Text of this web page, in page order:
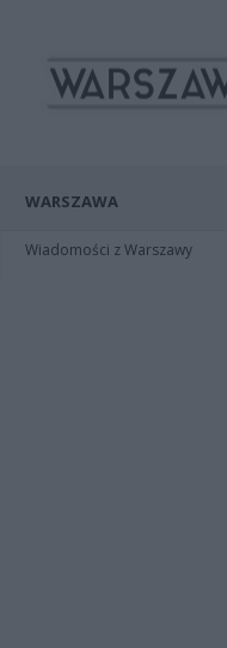
WARSZAWA
Wiadomości z Warszawy